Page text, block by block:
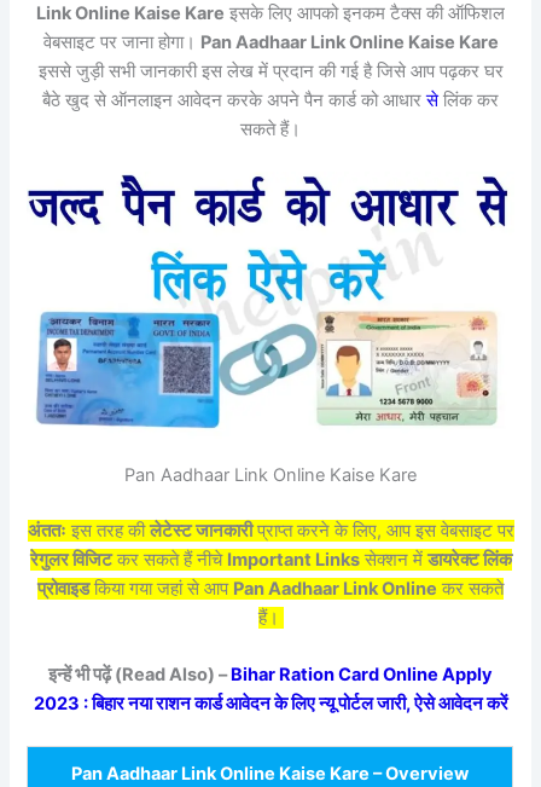
Link Online Kaise Kare इसके लिए आपको इनकम टैक्स की ऑफिशल
वेबसाइट पर जाना होगा। Pan Aadhaar Link Online Kaise Kare
इससे जुड़ी सभी जानकारी इस लेख में प्रदान की गई है जिसे आप पढ़कर घर
बैठे खुद से ऑनलाइन आवेदन करके अपने पैन कार्ड को आधारसेलिंक कर
सकते हैं।
Pan Aadhaar Link Online Kaise Kare
अंततः इस तरह कीलेटेस्ट जानकारीप्राप्त करने के लिए, आप इस वेबसाइट पर
रेगुलर विजिटकर सकते हैं नीचे Important Linksसेक्शन में डायरेक्ट लिंक
प्रोवाइडकिया गया जहां से आप Pan Aadhaar Link Online कर सकते
हैं।
इन्हें भी पढ़ें (Read Also) –Bihar Ration Card Online Apply
2023 : बिहार नया राशन कार्ड आवेदन के लिए न्यू पोर्टल जारी, ऐसे आवेदन करें
Pan Aadhaar Link Online Kaise Kare – Overview